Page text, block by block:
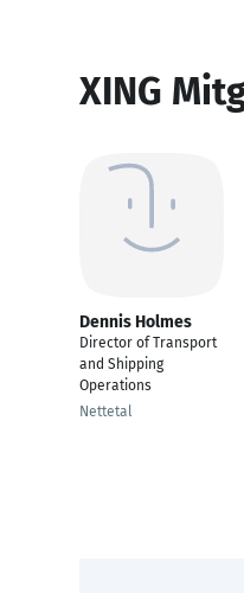
XING
Dennis Holmes
Director of Transport
and Shipping
Operations
Nettetal